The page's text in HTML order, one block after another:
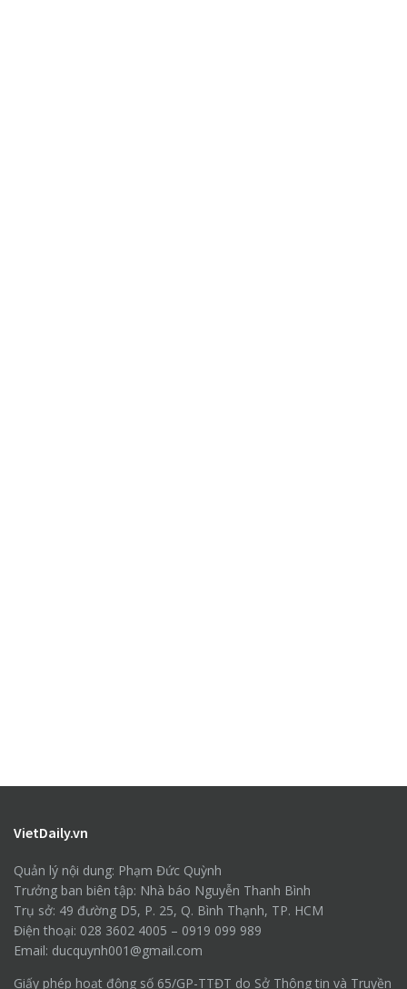
VietDaily.vn
Quản lý nội dung: Phạm Đức Quỳnh
Trưởng ban biên tập: Nhà báo Nguyễn Thanh Bình
Trụ sở: 49 đường D5, P. 25, Q. Bình Thạnh, TP. HCM
Điện thoại: 028 3602 4005 – 0919 099 989
Email: ducquynh001@gmail.com
Giấy phép hoạt động số 65/GP-TTĐT do Sở Thông tin và Truyền